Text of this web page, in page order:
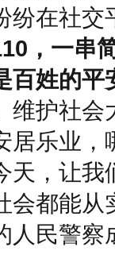
纷在社交
，一串
百姓的平
维护社会
居乐业，
天，让我
会都能从
人民警察